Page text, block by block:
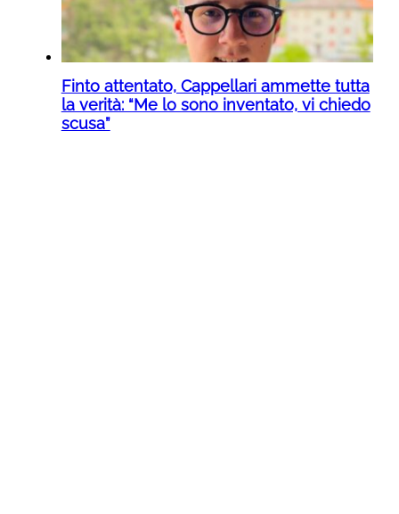
Finto attentato, Cappellari ammette tutta
la verità: “Me lo sono inventato, vi chiedo
scusa”